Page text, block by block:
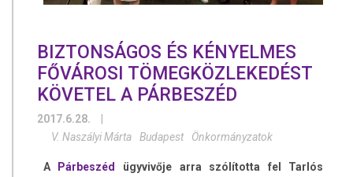
BIZTONSÁGOS ÉS KÉNYELMES
FŐVÁROSI TÖMEGKÖZLEKEDÉST
KÖVETEL A PÁRBESZÉD
2017.6.28.
V. Naszályi Márta
Budapest Önkormányzatok
A Párbeszéd
ügyvivője arra szólította fel Tarlós